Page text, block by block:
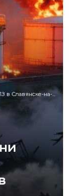
охватил 20 тысяч квадратных метров